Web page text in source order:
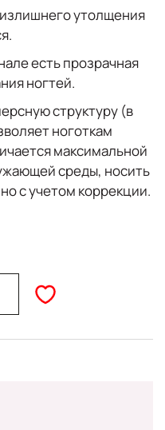
утолщения
есть прозрачная
ногтей.
структуру (в
ноготкам
максимальной
среды, носить
с учетом коррекции.